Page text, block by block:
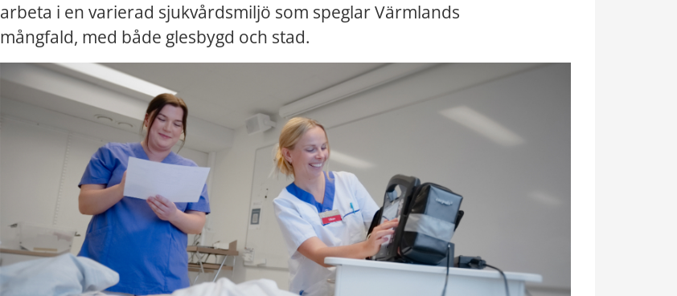
arbeta i en varierad sjukvårdsmiljö som speglar Värmlands
mångfald, med både glesbygd och stad.